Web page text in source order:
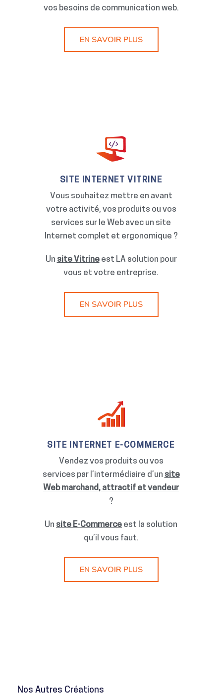
vos besoins de communication web.
EN SAVOIR PLUS
SITE INTERNET VITRINE
Vous souhaitez mettre en avant
votre activité, vos produits ou vos
services sur le Web avec un site
Internet complet et ergonomique ?
Un site Vitrineest LA solution pour
vous et votre entreprise.
EN SAVOIR PLUS
SITE INTERNET E-COMMERCE
Vendez vos produits ou vos
services par l’intermédiaire d’un site
Web marchand, attractif et vendeur
?
Un site E-Commerce est la solution
qu’il vous faut.
EN SAVOIR PLUS
Nos Autres Créations